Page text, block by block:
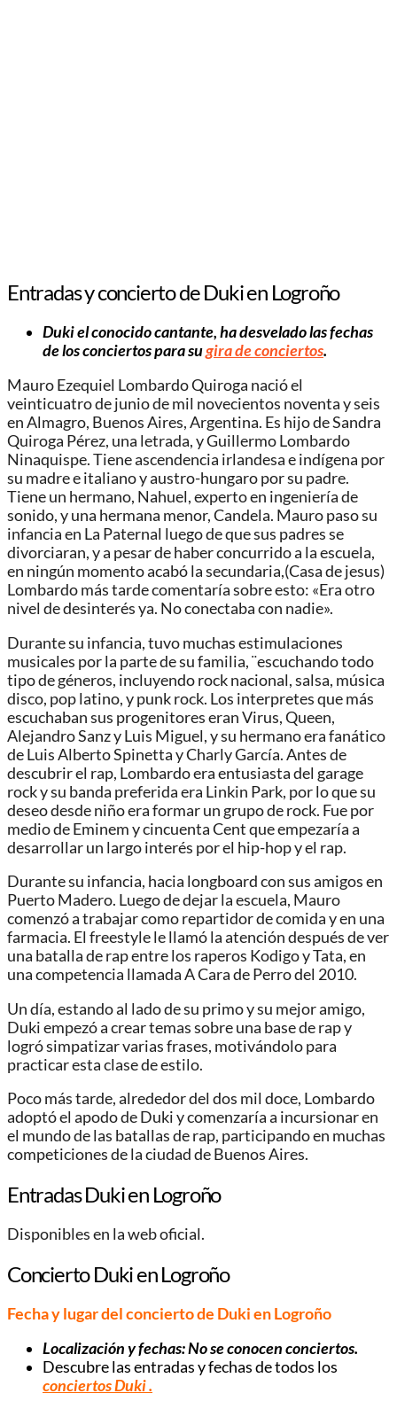
Entradas y concierto de Duki en Logroño
Duki el conocido cantante, ha desvelado las fechas
de los conciertos para sugira de conciertos.
Mauro Ezequiel Lombardo Quiroga nació el
veinticuatro de junio de mil novecientos noventa y seis
en Almagro, Buenos Aires, Argentina. Es hijo de Sandra
Quiroga Pérez, una letrada, y Guillermo Lombardo
Ninaquispe.​ Tiene ascendencia irlandesa e indígena por
su madre e italiano y austro-hungaro por su padre.
Tiene un hermano, Nahuel, experto en ingeniería de
sonido, y una hermana menor, Candela.​ Mauro paso su
infancia en La Paternal luego de que sus padres se
divorciaran, y a pesar de haber concurrido a la escuela,
en ningún momento acabó la secundaria,​(Casa de jesus)
Lombardo más tarde comentaría sobre esto: «Era otro
nivel de desinterés ya. No conectaba con nadie».
Durante su infancia, tuvo muchas estimulaciones
musicales por la parte de su familia, ¨escuchando todo
tipo de géneros, incluyendo rock nacional, salsa, música
disco, pop latino, y punk rock. Los interpretes que más
escuchaban sus progenitores eran Virus, Queen,
Alejandro Sanz y Luis Miguel, y su hermano era fanático
de Luis Alberto Spinetta y Charly García. Antes de
descubrir el rap, Lombardo era entusiasta del garage
rock y su banda preferida era Linkin Park, por lo que su
deseo desde niño era formar un grupo de rock. Fue por
medio de Eminem y cincuenta Cent que empezaría a
desarrollar un largo interés por el hip-hop y el rap.
Durante su infancia, hacia longboard con sus amigos en
Puerto Madero.​ Luego de dejar la escuela, Mauro
comenzó a trabajar como repartidor de comida y en una
farmacia. El freestyle le llamó la atención después de ver
una batalla de rap entre los raperos Kodigo y Tata, en
una competencia llamada A Cara de Perro del 2010.
Un día, estando al lado de su primo y su mejor amigo,
Duki empezó a crear temas sobre una base de rap y
logró simpatizar varias frases, motivándolo para
practicar esta clase de estilo.
Poco más tarde, alrededor del dos mil doce, Lombardo
adoptó el apodo de Duki y comenzaría a incursionar en
el mundo de las batallas de rap, participando en muchas
competiciones de la ciudad de Buenos Aires.
Entradas Duki en Logroño
Disponibles en la web oficial.
Concierto Duki en Logroño
Fecha y lugar del concierto de Duki en Logroño
Localización y fechas:No se conocen conciertos.
Descubre las entradas y fechas de todos los
conciertos Duki.